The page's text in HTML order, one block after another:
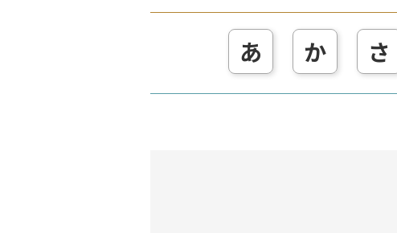
あ か さ